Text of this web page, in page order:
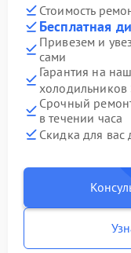
Стоимость
Бесплатная
Привезем и
сами
Гарантия на
холодильников
Срочный
в течении часа
Скидка для вас